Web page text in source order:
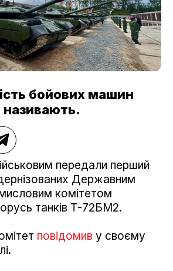
бойових машин
називають.
передали перший
Державним
комітетом
танків Т-72БМ2.
повідомив у своєму